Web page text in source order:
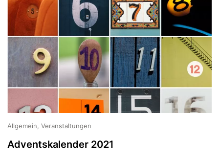
Allgemein, Veranstaltungen
Adventskalender 2021